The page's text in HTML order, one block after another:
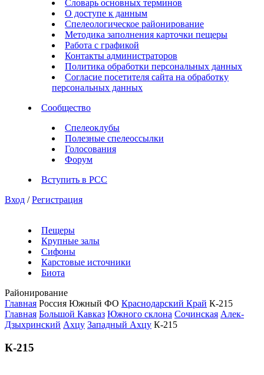
Словарь основных терминов
О доступе к данным
Спелеологическое районирование
Методика заполнения карточки пещеры
Работа с графикой
Контакты администраторов
Политика обработки персональных данных
Согласие посетителя сайта на обработку
персональных данных
Сообщество
Спелеоклубы
Полезные спелеоссылки
Голосования
Форум
Вступить в РСС
Вход / Регистрация
Пещеры
Крупные залы
Сифоны
Карстовые источники
Биота
Районирование
Главная Россия Южный ФО Краснодарский Край К-215
Главная Большой Кавказ Южного склона Сочинская Алек-
Дзыхринский Ахцу Западный Ахцу К-215
К-215